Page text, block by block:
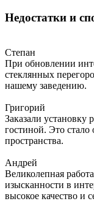
Недостатки и
Степан
При обновлении
стеклянных
нашему заведению.
Григорий
Заказали
гостиной. Это
пространства.
Андрей
Великолепная
изысканности в
высокое качество и